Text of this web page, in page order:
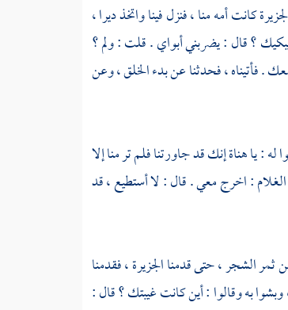
كانت أمه منا ، فنزل فينا واتخذ ديرا ،
؟ قال : يضربني أبواي . قلت : ولم ؟
. فأتيناه ، فحدثنا عن بدء الخلق ، وعن
: يا هناة إنك قد جاورتنا فلم تر منا إلا
: اخرج معي . قال : لا أستطيع ، قد
ثمر الشجر ، حتى قدمناالجزيرة، فقدمنا
به وقالوا : أين كانت غيبتك ؟ قال :